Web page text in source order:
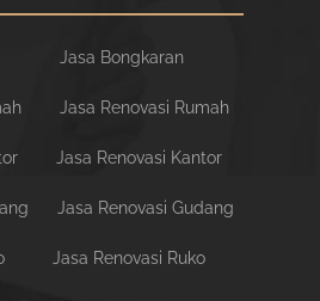
Jasa Bongkaran
Jasa Renovasi Rumah
Jasa Renovasi Kantor
Jasa Renovasi Gudang
Jasa Renovasi Ruko